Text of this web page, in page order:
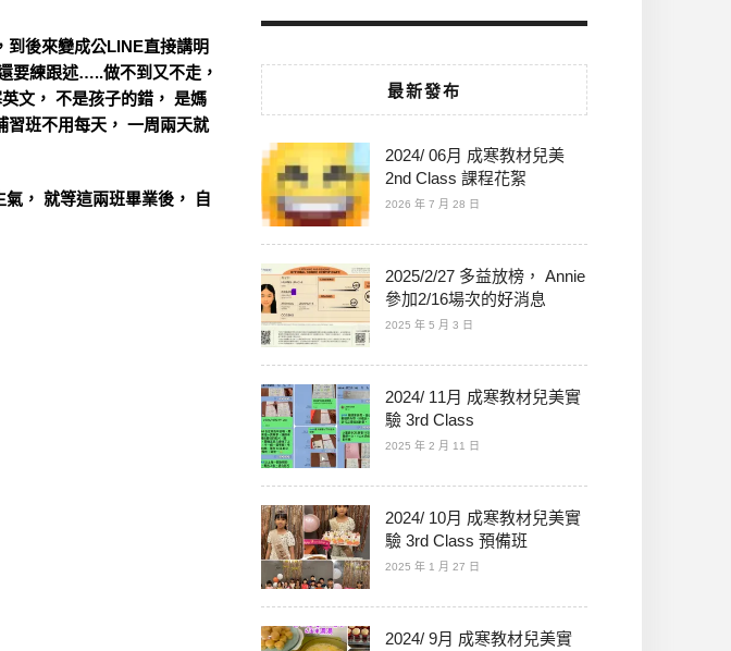
到後來變成公LINE直接講明
要練跟述…..做不到又不走，
文， 不是孩子的錯， 是媽
習班不用每天， 一周兩天就
， 就等這兩班畢業後， 自
最新發布
2024/ 06月 成寒教材兒美
2nd Class 課程花絮
2026 年 7 月 28 日
2025/2/27 多益放榜， Annie
參加2/16場次的好消息
2025 年 5 月 3 日
2024/ 11月 成寒教材兒美實
驗 3rd Class
2025 年 2 月 11 日
2024/ 10月 成寒教材兒美實
驗 3rd Class 預備班
2025 年 1 月 27 日
2024/ 9月 成寒教材兒美實